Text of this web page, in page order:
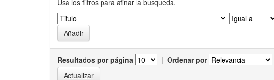
Usa los filtros para afinar la busqueda.
Resultados por página | Ordenar por